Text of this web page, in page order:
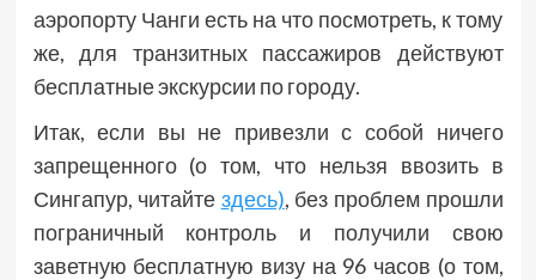
аэропорту Чанги есть на что посмотреть, к тому
же, для транзитных пассажиров действуют
бесплатные экскурсии по городу.
Итак, если вы не привезли с собой ничего
запрещенного (о том, что нельзя ввозить в
Сингапур, читайте здесь), без проблем прошли
пограничный контроль и получили свою
заветную бесплатную визу на 96 часов (о том,